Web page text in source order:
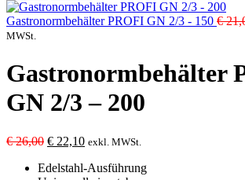
Gastronormbehälter PROFI GN 2/3 - 150 €
MWSt.
Gastronormbehälter
GN 2/3 – 200
€26,00 Ursprünglicher
war:
€ 22,10Aktueller
ist:
exkl. MWSt.
Edelstahl-Ausführung